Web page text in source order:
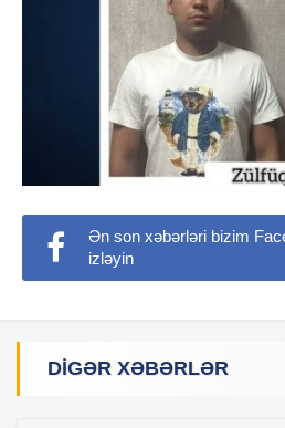
Ən son xəbərləri bizim
izləyin
DIGƏR XƏBƏRLƏR